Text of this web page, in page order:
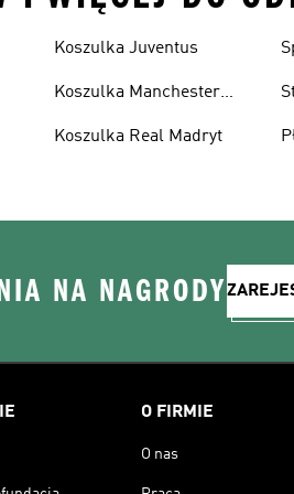
Koszulka Juventus
Koszulka Manchester
Koszulka Real Madryt
NA NAGRODY
O FIRMIE
O nas